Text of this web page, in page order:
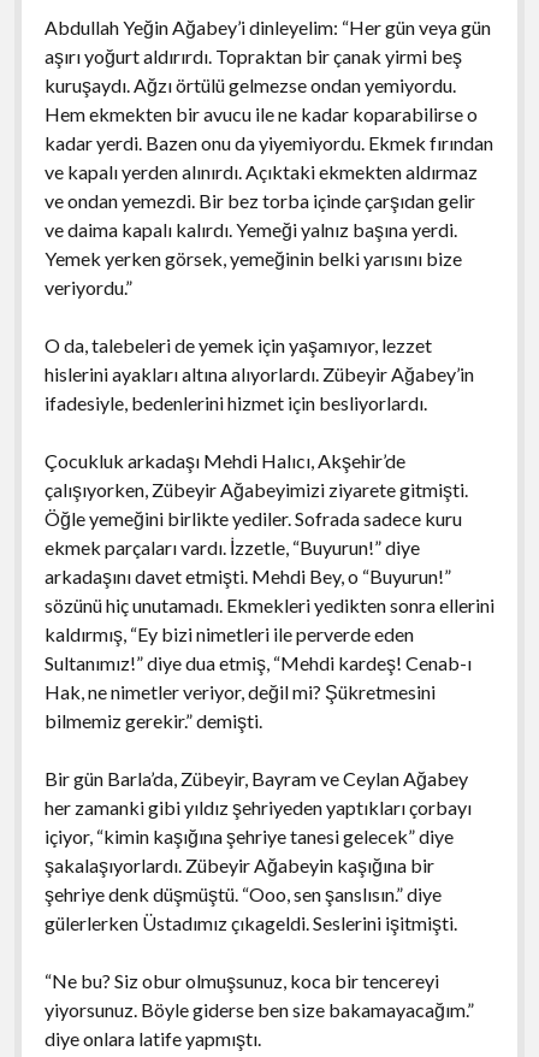
Abdullah Yeğin Ağabey’i dinleyelim: “Her gün veya gün
aşırı yoğurt aldırırdı. Topraktan bir çanak yirmi beş
kuruşaydı. Ağzı örtülü gelmezse ondan yemiyordu.
Hem ekmekten bir avucu ile ne kadar koparabilirse o
kadar yerdi. Bazen onu da yiyemiyordu. Ekmek fırından
ve kapalı yerden alınırdı. Açıktaki ekmekten aldırmaz
ve ondan yemezdi. Bir bez torba içinde çarşıdan gelir
ve daima kapalı kalırdı. Yemeği yalnız başına yerdi.
Yemek yerken görsek, yemeğinin belki yarısını bize
veriyordu.”
O da, talebeleri de yemek için yaşamıyor, lezzet
hislerini ayakları altına alıyorlardı. Zübeyir Ağabey’in
ifadesiyle, bedenlerini hizmet için besliyorlardı.
Çocukluk arkadaşı Mehdi Halıcı, Akşehir’de
çalışıyorken, Zübeyir Ağabeyimizi ziyarete gitmişti.
Öğle yemeğini birlikte yediler. Sofrada sadece kuru
ekmek parçaları vardı. İzzetle, “Buyurun!” diye
arkadaşını davet etmişti. Mehdi Bey, o “Buyurun!”
sözünü hiç unutamadı. Ekmekleri yedikten sonra ellerini
kaldırmış, “Ey bizi nimetleri ile perverde eden
Sultanımız!” diye dua etmiş, “Mehdi kardeş! Cenab-ı
Hak, ne nimetler veriyor, değil mi? Şükretmesini
bilmemiz gerekir.” demişti.
Bir gün Barla’da, Zübeyir, Bayram ve Ceylan Ağabey
her zamanki gibi yıldız şehriyeden yaptıkları çorbayı
içiyor, “kimin kaşığına şehriye tanesi gelecek” diye
şakalaşıyorlardı. Zübeyir Ağabeyin kaşığına bir
şehriye denk düşmüştü. “Ooo, sen şanslısın.” diye
gülerlerken Üstadımız çıkageldi. Seslerini işitmişti.
“Ne bu? Siz obur olmuşsunuz, koca bir tencereyi
yiyorsunuz. Böyle giderse ben size bakamayacağım.”
diye onlara latife yapmıştı.